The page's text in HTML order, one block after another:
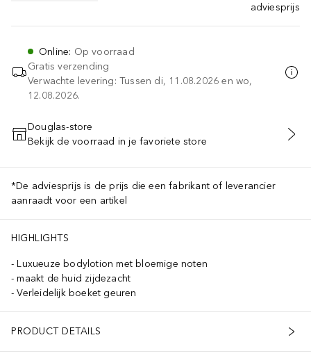
adviesprijs
Online: Op voorraad
Gratis verzending
Verwachte levering: Tussen di, 11.08.2026 en wo,
12.08.2026.
VOEG TOE AAN WINKELMANDJE
Douglas-store
Bekijk de voorraad in je favoriete store
*De adviesprijs is de prijs die een fabrikant of leverancier
aanraadt voor een artikel
HIGHLIGHTS
Luxueuze bodylotion met bloemige noten
maakt de huid zijdezacht
Verleidelijk boeket geuren
PRODUCT DETAILS